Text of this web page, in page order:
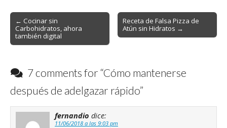
Post
navigation
← Cocinar sin
Carbohidratos, ahora
también digital
Receta de Falsa Pizza de
Atún sin Hidratos →
7 comments for “Cómo mantenerse
después de adelgazar rápido”
fernandio dice:
11/06/2018 a las 9:03 pm